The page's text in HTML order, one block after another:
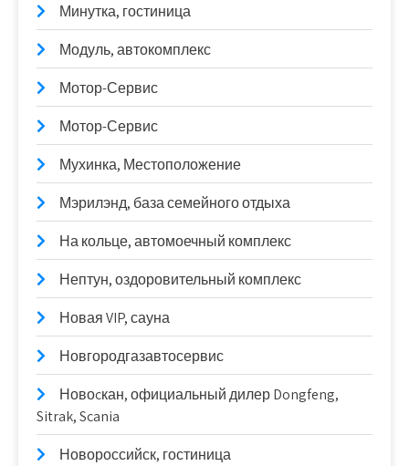
Минутка, гостиница
Модуль, автокомплекс
Мотор-Сервис
Мотор-Сервис
Мухинка, Местоположение
Мэрилэнд, база семейного отдыха
На кольце, автомоечный комплекс
Нептун, оздоровительный комплекс
Новая VIP, сауна
Новгородгазавтосервис
Новоcкан, официальный дилер Dongfeng,
Sitrak, Scania
Новороссийск, гостиница